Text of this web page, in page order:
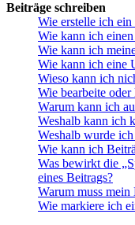
Beiträge schreiben
Wie erstelle ich
Wie kann ich
Wie kann ich
Wie kann ich eine
Wieso kann ich
Wie bearbeite
Warum kann ich
Weshalb kann ich
Weshalb wurde
Wie kann ich
Was bewirkt die
eines Beitrags?
Warum muss mein
Wie markiere ich